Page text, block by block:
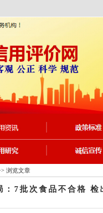
浏览文章
：7批次食品不合格